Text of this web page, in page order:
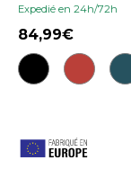
Expedié en 24h/72h
84,99